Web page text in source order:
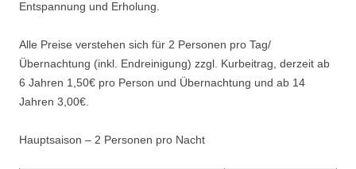
Entspannung und Erholung.
Alle Preise verstehen sich für 2 Personen pro Tag/
Übernachtung (inkl. Endreinigung) zzgl. Kurbeitrag, derzeit ab
6 Jahren 1,50€ pro Person und Übernachtung und ab 14
Jahren 3,00€.
Hauptsaison – 2 Personen pro Nacht